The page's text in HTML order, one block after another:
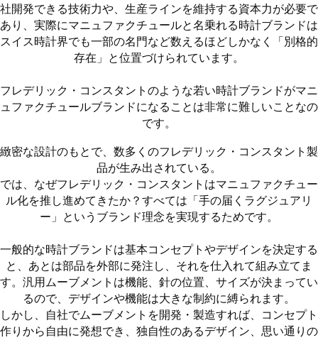
社開発できる技術力や、生産ラインを維持する資本力が必要で
あり、実際にマニュファクチュールと名乗れる時計ブランドは
スイス時計界でも一部の名門など数えるほどしかなく「別格的
存在」と位置づけられています。
フレデリック・コンスタントのような若い時計ブランドがマニ
ュファクチュールブランドになることは非常に難しいことなの
です。
緻密な設計のもとで、数多くのフレデリック・コンスタント製
品が生み出されている。
では、なぜフレデリック・コンスタントはマニュファクチュー
ル化を推し進めてきたか？すべては「手の届くラグジュアリ
ー」というブランド理念を実現するためです。
一般的な時計ブランドは基本コンセプトやデザインを決定する
と、あとは部品を外部に発注し、それを仕入れて組み立てま
す。汎用ムーブメントは機能、針の位置、サイズが決まってい
るので、デザインや機能は大きな制約に縛られます。
しかし、自社でムーブメントを開発・製造すれば、コンセプト
作りから自由に発想でき、独自性のあるデザイン、思い通りの